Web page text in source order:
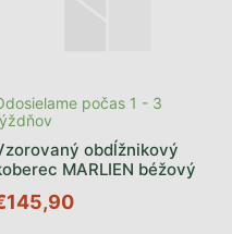
obdĺžnikový
MARLIEN béžový
počas 1 - 3